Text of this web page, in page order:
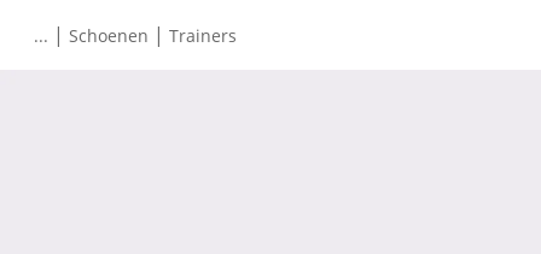
... | Schoenen | Trainers